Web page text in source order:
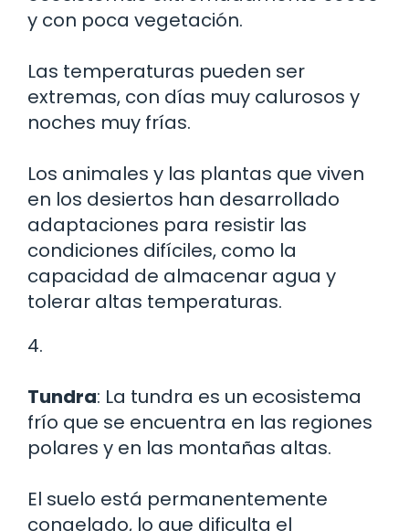
y con poca vegetación.
Las temperaturas pueden ser
extremas, con días muy calurosos y
noches muy frías.
Los animales y las plantas que viven
en los desiertos han desarrollado
adaptaciones para resistir las
condiciones difíciles, como la
capacidad de almacenar agua y
tolerar altas temperaturas.
4.
Tundra: La tundra es un ecosistema
frío que se encuentra en las regiones
polares y en las montañas altas.
El suelo está permanentemente
congelado, lo que dificulta el